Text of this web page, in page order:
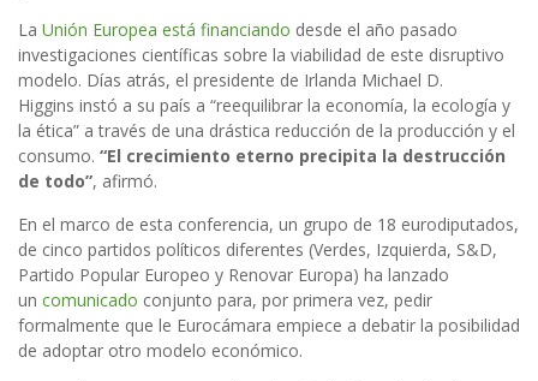
La Unión Europea está financiando desde el año pasado
investigaciones científicas sobre la viabilidad de este disruptivo
modelo. Días atrás, el presidente de Irlanda Michael D.
Higgins instó a su país a “reequilibrar la economía, la ecología y
la ética” a través de una drástica reducción de la producción y el
consumo. “El crecimiento eterno precipita la destrucción
de todo”, afirmó.
En el marco de esta conferencia, un grupo de 18 eurodiputados,
de cinco partidos políticos diferentes (Verdes, Izquierda, S&D,
Partido Popular Europeo y Renovar Europa) ha lanzado
un comunicado conjunto para, por primera vez, pedir
formalmente que le Eurocámara empiece a debatir la posibilidad
de adoptar otro modelo económico.